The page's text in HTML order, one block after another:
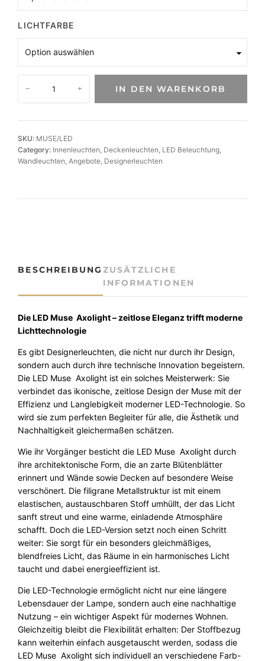
LICHTFARBE
W
n
d
e
h
t
M
u
s
e
A
x
o
l
i
g
− + IN DEN WARENKORB
SKU: MUSE/LED
Category: Innenleuchten Deckenleuchten LED Beleuchtung
Wandleuchten Angebote Designerleuchten
BESCHREIBUNG ZUSÄTZLICHE
INFORMATIONEN
Die LED Muse Axolight – zeitlose Eleganz trifft moderne
Lichttechnologie
Es gibt Designerleuchten, die nicht nur durch ihr Design,
sondern auch durch ihre technische Innovation begeistern.
Die LED Muse Axolight ist ein solches Meisterwerk: Sie
verbindet das ikonische, zeitlose Design der Muse mit der
Effizienz und Langlebigkeit moderner LED-Technologie. So
wird sie zum perfekten Begleiter für alle, die Ästhetik und
Nachhaltigkeit gleichermaßen schätzen.
Wie ihr Vorgänger besticht die LED Muse Axolight durch
ihre architektonische Form, die an zarte Blütenblätter
erinnert und Wände sowie Decken auf besondere Weise
verschönert. Die filigrane Metallstruktur ist mit einem
elastischen, austauschbaren Stoff umhüllt, der das Licht
sanft streut und eine warme, einladende Atmosphäre
schafft. Doch die LED-Version setzt noch einen Schritt
weiter: Sie sorgt für ein besonders gleichmäßiges,
blendfreies Licht, das Räume in ein harmonisches Licht
taucht und dabei energieeffizient ist.
Die LED-Technologie ermöglicht nicht nur eine längere
Lebensdauer der Lampe, sondern auch eine nachhaltige
Nutzung – ein wichtiger Aspekt für modernes Wohnen.
Gleichzeitig bleibt die Flexibilität erhalten: Der Stoffbezug
kann weiterhin einfach ausgetauscht werden, sodass die
LED Muse Axolight sich individuell an verschiedene Farb-